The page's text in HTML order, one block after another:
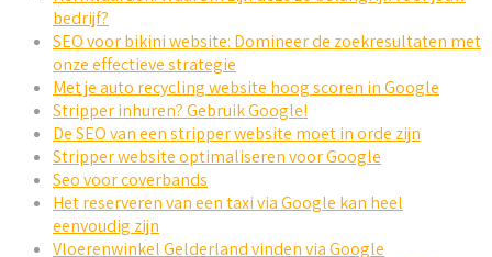
bedrijf?
SEO voor bikini website: Domineer de zoekresultaten met
onze effectieve strategie
Met je auto recycling website hoog scoren in Google
Stripper inhuren? Gebruik Google!
De SEO van een stripper website moet in orde zijn
Stripper website optimaliseren voor Google
Seo voor coverbands
Het reserveren van een taxi via Google kan heel
eenvoudig zijn
Vloerenwinkel Gelderland vinden via Google